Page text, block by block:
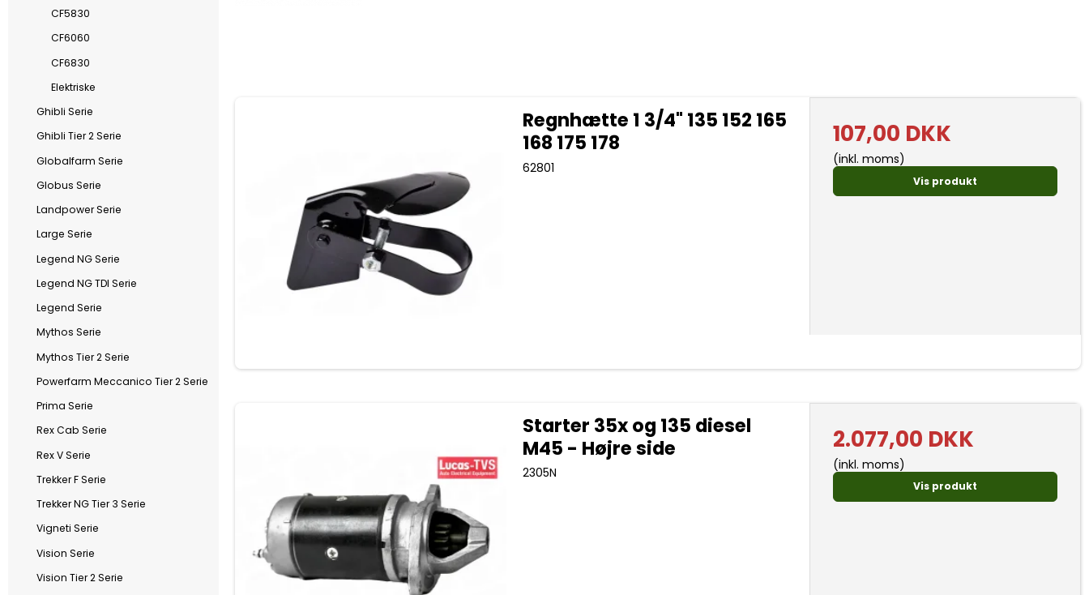
CF5830
CF6060
CF6830
Elektriske
Ghibli Serie
Ghibli Tier 2 Serie
Globalfarm Serie
Globus Serie
Landpower Serie
Large Serie
Legend NG Serie
Legend NG TDI Serie
Legend Serie
Mythos Serie
Mythos Tier 2 Serie
Powerfarm Meccanico Tier 2 Serie
Prima Serie
Rex Cab Serie
Rex V Serie
Trekker F Serie
Trekker NG Tier 3 Serie
Vigneti Serie
Vision Serie
Vision Tier 2 Serie
Regnhætte 1 3/4" 135 152 165
168 175 178
62801
107,00 DKK
(inkl. moms)
Vis produkt
Starter 35x og 135 diesel
M45 - Højre side
2305N
2.077,00 DKK
(inkl. moms)
Vis produkt